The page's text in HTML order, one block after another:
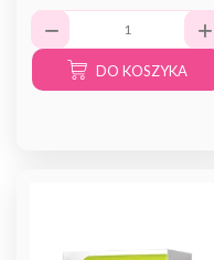
DO KOSZYKA